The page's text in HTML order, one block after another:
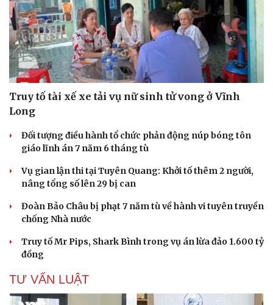
Cải chính
Truy tố tài xế xe tải vụ nữ sinh tử vong ở Vĩnh
Long
Đối tượng điều hành tổ chức phản động núp bóng tôn
giáo lĩnh án 7 năm 6 tháng tù
Vụ gian lận thi tại Tuyên Quang: Khởi tố thêm 2 người,
nâng tổng số lên 29 bị can
Đoàn Bảo Châu bị phạt 7 năm tù về hành vi tuyên truyền
chống Nhà nước
Truy tố Mr Pips, Shark Bình trong vụ án lừa đảo 1.600 tỷ
đồng
TƯ VẤN LUẬT